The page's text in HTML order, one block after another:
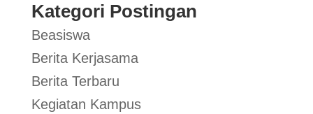
Kategori Postingan
Beasiswa
Berita Kerjasama
Berita Terbaru
Kegiatan Kampus